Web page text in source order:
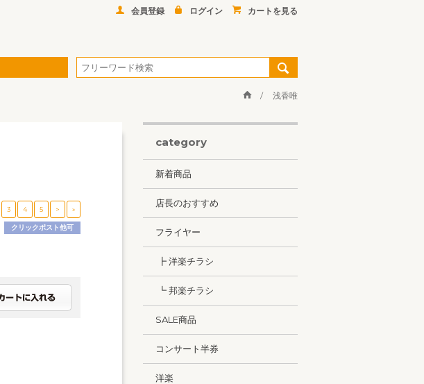
会員登録 ログイン カートを見る
浅香唯
3 4 5 > »
クリックポスト他可
category
新着商品
店長のおすすめ
フライヤー
┣ 洋楽チラシ
┗ 邦楽チラシ
SALE商品
コンサート半券
洋楽